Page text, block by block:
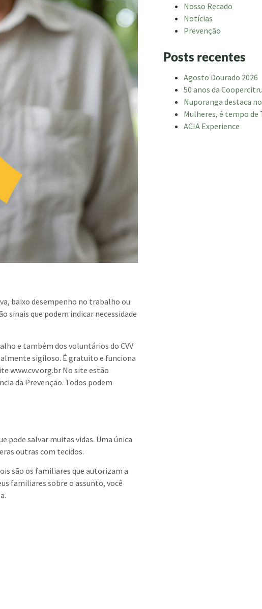
baixo desempenho no trabalho ou
sinais que podem indicar necessidade
e também dos voluntários do CVV
sigiloso. É gratuito e funciona
www.cvv.org.br No site estão
da Prevenção. Todos podem
pode salvar muitas vidas. Uma única
outras com tecidos.
são os familiares que autorizam a
familiares sobre o assunto, você
Nosso Recado
Notícias
Prevenção
Posts recentes
Agosto Dourado 2026
50 anos da
Nuporanga destaca
Mulheres, é tempo
ACIA Experience